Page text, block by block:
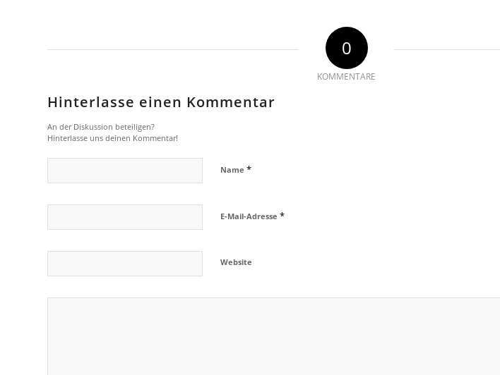
0
KOMMENTARE
Hinterlasse einen Kommentar
An der Diskussion beteiligen?
Hinterlasse uns deinen Kommentar!
Name *
E-Mail-Adresse *
Website